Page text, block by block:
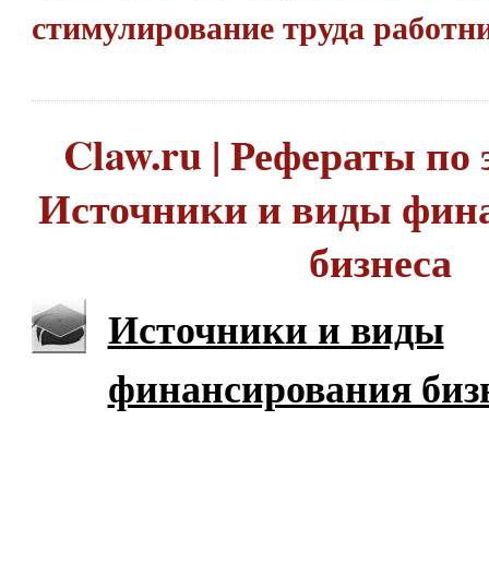
стимулирование труда
Claw.ru | Рефераты по
Источники и виды
бизнеса
Источники и виды
финансирования